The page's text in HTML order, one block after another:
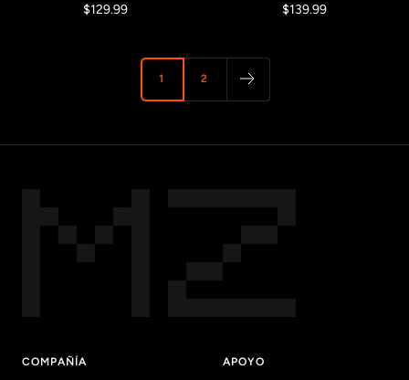
Precio
$129.99
Precio
$139.99
1 2
COMPAÑÍA APOYO